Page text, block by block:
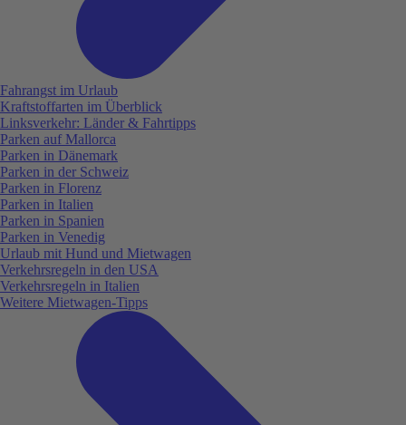
Fahrangst im Urlaub
Kraftstoffarten im Überblick
Linksverkehr: Länder & Fahrtipps
Parken auf Mallorca
Parken in Dänemark
Parken in der Schweiz
Parken in Florenz
Parken in Italien
Parken in Spanien
Parken in Venedig
Urlaub mit Hund und Mietwagen
Verkehrsregeln in den USA
Verkehrsregeln in Italien
Weitere Mietwagen-Tipps